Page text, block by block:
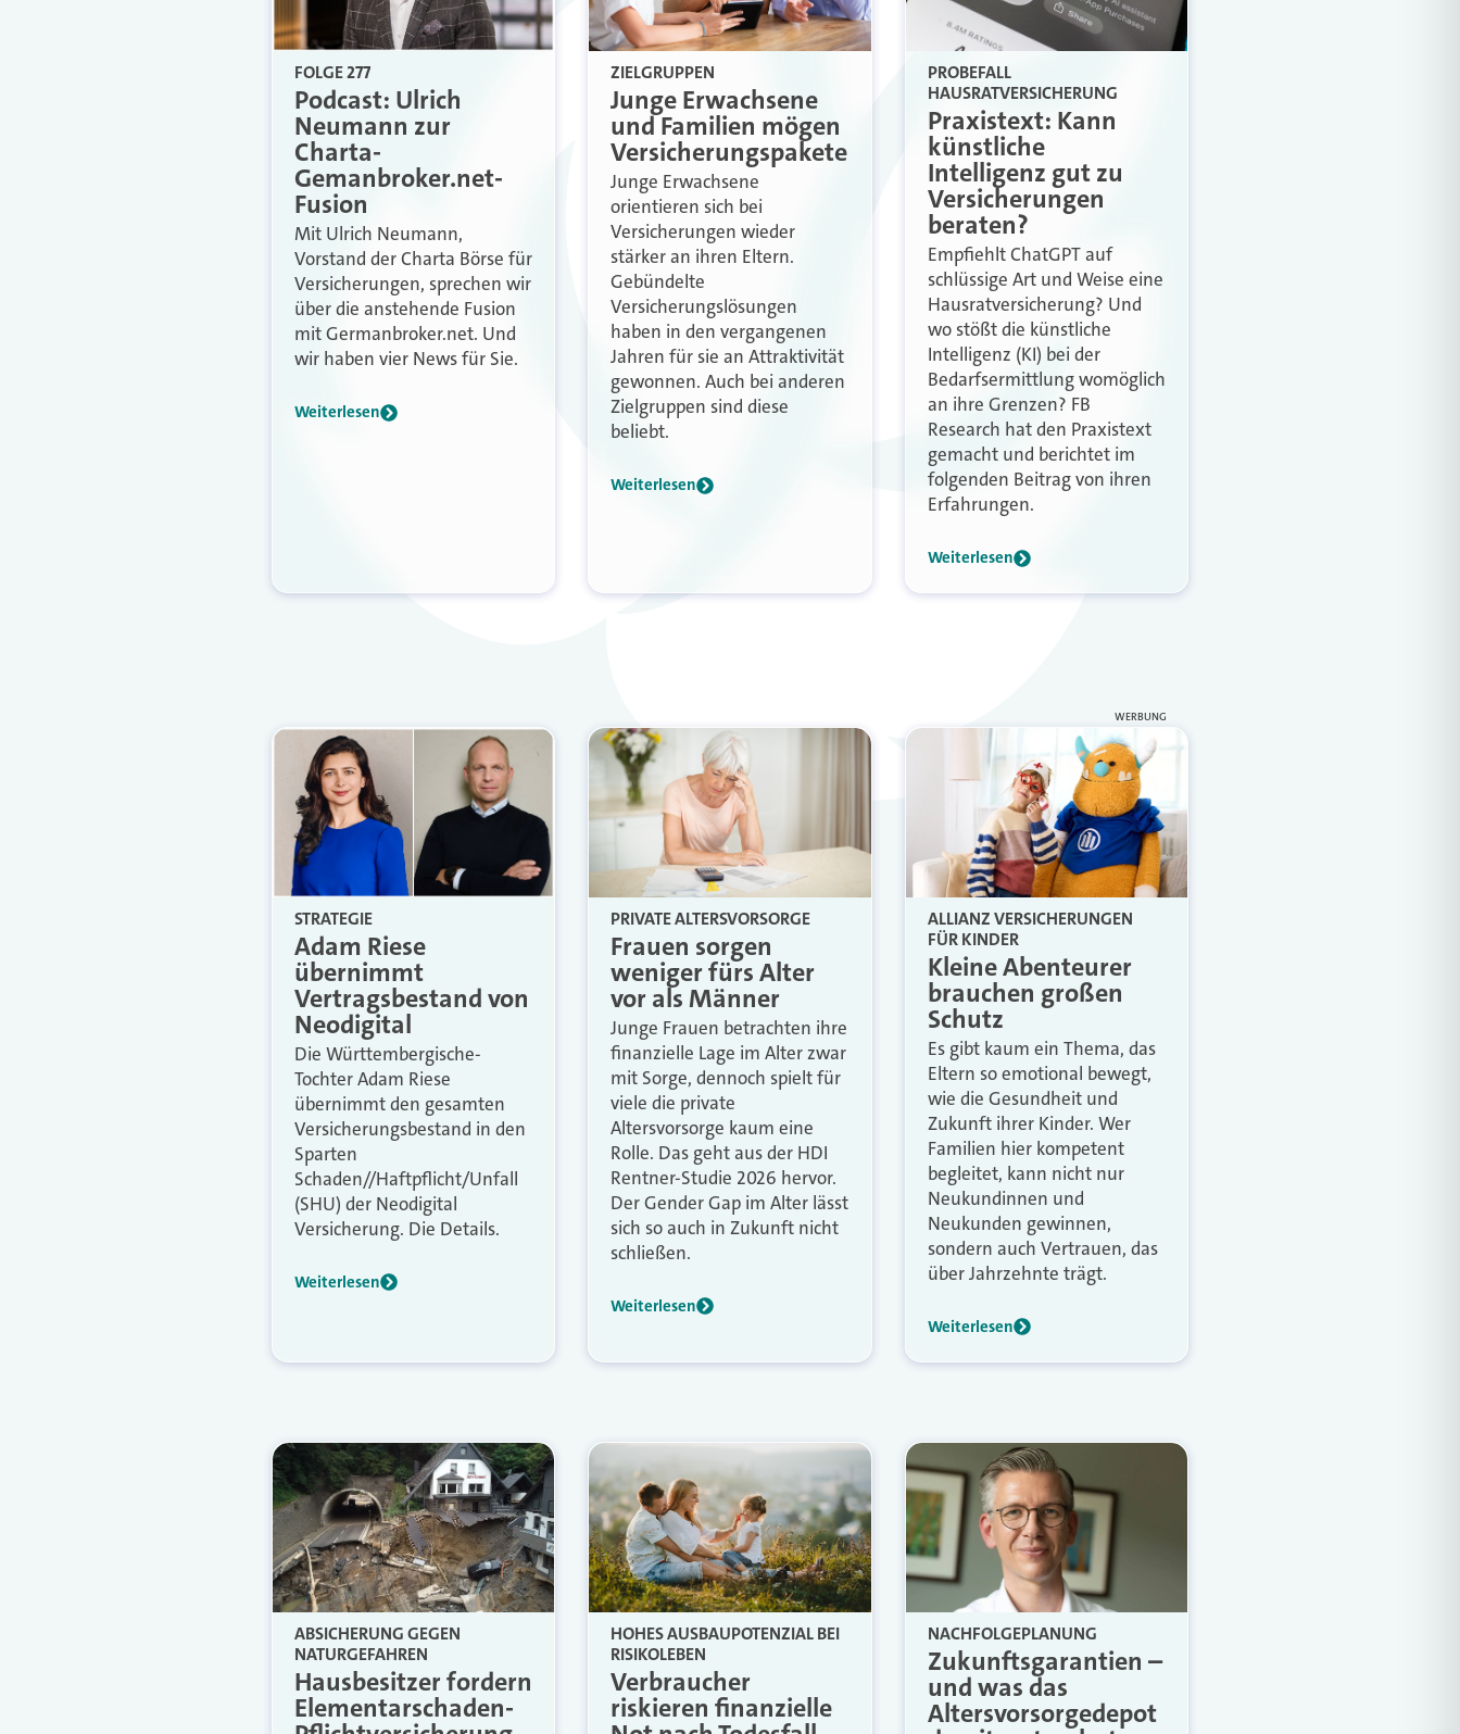
FOLGE 277
Podcast: Ulrich
Neumann zur
Charta-
Gemanbroker.net-
Fusion
Mit Ulrich Neumann,
Vorstand der Charta Börse für
Versicherungen, sprechen wir
über die anstehende Fusion
mit Germanbroker.net. Und
wir haben vier News für Sie.
Weiterlesen
ZIELGRUPPEN
Junge Erwachsene
und Familien mögen
Versicherungspakete
Junge Erwachsene
orientieren sich bei
Versicherungen wieder
stärker an ihren Eltern.
Gebündelte
Versicherungslösungen
haben in den vergangenen
Jahren für sie an Attraktivität
gewonnen. Auch bei anderen
Zielgruppen sind diese
beliebt.
Weiterlesen
PROBEFALL
HAUSRATVERSICHERUNG
Praxistext: Kann
künstliche
Intelligenz gut zu
Versicherungen
beraten?
Empfiehlt ChatGPT auf
schlüssige Art und Weise eine
Hausratversicherung? Und
wo stößt die künstliche
Intelligenz (KI) bei der
Bedarfsermittlung womöglich
an ihre Grenzen? FB
Research hat den Praxistext
gemacht und berichtet im
folgenden Beitrag von ihren
Erfahrungen.
Weiterlesen
STRATEGIE
Adam Riese
übernimmt
Vertragsbestand von
Neodigital
Die Württembergische-
Tochter Adam Riese
übernimmt den gesamten
Versicherungsbestand in den
Sparten
Schaden//Haftpflicht/Unfall
(SHU) der Neodigital
Versicherung. Die Details.
Weiterlesen
PRIVATE ALTERSVORSORGE
Frauen sorgen
weniger fürs Alter
vor als Männer
Junge Frauen betrachten ihre
finanzielle Lage im Alter zwar
mit Sorge, dennoch spielt für
viele die private
Altersvorsorge kaum eine
Rolle. Das geht aus der HDI
Rentner-Studie 2026 hervor.
Der Gender Gap im Alter lässt
sich so auch in Zukunft nicht
schließen.
Weiterlesen
WERBUNG
ALLIANZ VERSICHERUNGEN
FÜR KINDER
Kleine Abenteurer
brauchen großen
Schutz
Es gibt kaum ein Thema, das
Eltern so emotional bewegt,
wie die Gesundheit und
Zukunft ihrer Kinder. Wer
Familien hier kompetent
begleitet, kann nicht nur
Neukundinnen und
Neukunden gewinnen,
sondern auch Vertrauen, das
über Jahrzehnte trägt.
Weiterlesen
ABSICHERUNG GEGEN
NATURGEFAHREN
Hausbesitzer fordern
Elementarschaden-
HOHES AUSBAUPOTENZIAL BEI
RISIKOLEBEN
Verbraucher
riskieren finanzielle
NACHFOLGEPLANUNG
Zukunftsgarantien –
und was das
Altersvorsorgedepot